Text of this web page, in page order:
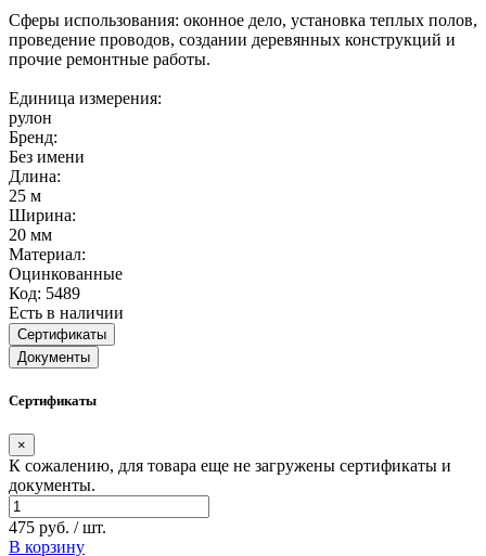
Сферы использования: оконное дело, установка теплых полов,
проведение проводов, создании деревянных конструкций и
прочие ремонтные работы.
Единица измерения:
рулон
Бренд:
Без имени
Длина:
25 м
Ширина:
20 мм
Материал:
Оцинкованные
Код: 5489
Есть в наличии
Сертификаты
Документы
Сертификаты
×
К сожалению, для товара еще не загружены сертификаты и
документы.
475 руб. / шт.
В корзину